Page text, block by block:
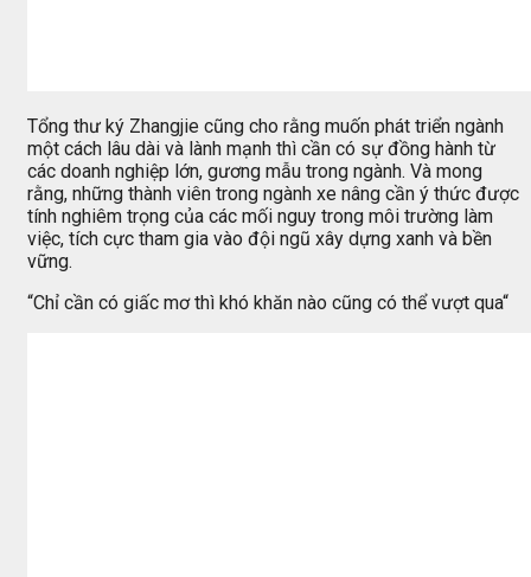
Tổng thư ký Zhangjie cũng cho rằng muốn phát triển ngành
một cách lâu dài và lành mạnh thì cần có sự đồng hành từ
các doanh nghiệp lớn, gương mẫu trong ngành. Và mong
rằng, những thành viên trong ngành xe nâng cần ý thức được
tính nghiêm trọng của các mối nguy trong môi trường làm
việc, tích cực tham gia vào đội ngũ xây dựng xanh và bền
vững.
“Chỉ cần có giấc mơ thì khó khăn nào cũng có thể vượt qua“